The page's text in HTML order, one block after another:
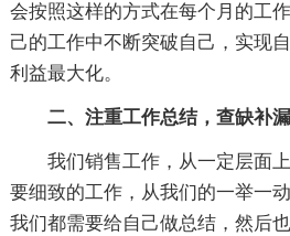
会按照这样的方式在每个月的工
己的工作中不断突破自己，实现
利益最大化。
二、注重工作总结，查缺补漏
我们销售工作，从一定层面
要细致的工作，从我们的一举一
我们都需要给自己做总结，然后